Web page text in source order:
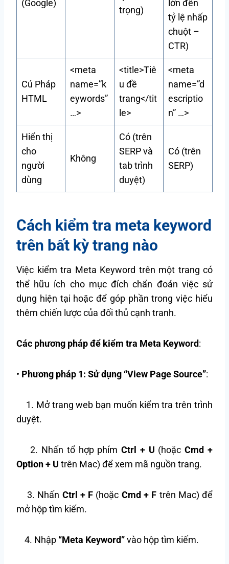
(Google)
trọng)
lớn đến
tỷ lệ nhấp
chuột –
CTR)
Cú Pháp
HTML
<meta
name=”k
eywords”
…>
<title>Tiê
u đề
trang</tit
le>
<meta
name=”d
escriptio
n” …>
Hiển thị
cho
người
dùng
Không
Có (trên
SERP và
tab trình
duyệt)
Có (trên
SERP)
Cách kiểm tra meta keyword
trên bất kỳ trang nào
Việc kiểm tra Meta Keyword trên một trang có
thể hữu ích cho mục đích chẩn đoán việc sử
dụng hiện tại hoặc để góp phần trong việc hiểu
thêm chiến lược của đối thủ cạnh tranh.
Các phương pháp để kiểm tra Meta Keyword:
• Phương pháp 1: Sử dụng “View Page Source”:
1. Mở trang web bạn muốn kiểm tra trên trình
duyệt.
2. Nhấn tổ hợp phímCtrl + U (hoặcCmd +
Option + U trên Mac) để xem mã nguồn trang.
3. Nhấn Ctrl + F (hoặc Cmd + F trên Mac) để
mở hộp tìm kiếm.
4. Nhập “Meta Keyword”vào hộp tìm kiếm.